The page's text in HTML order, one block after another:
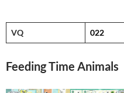
VQ 022
Feeding Time Animals